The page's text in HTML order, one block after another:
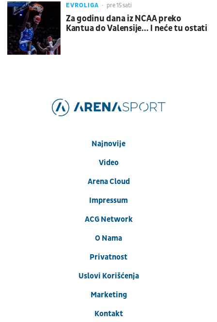
EVROLIGA pre 15 sati
Za godinu dana iz NCAA preko
Kantua do Valensije... I neće tu ostati
Najnovije
Video
Arena Cloud
Impressum
ACG Network
O Nama
Privatnost
Uslovi Korišćenja
Marketing
Kontakt